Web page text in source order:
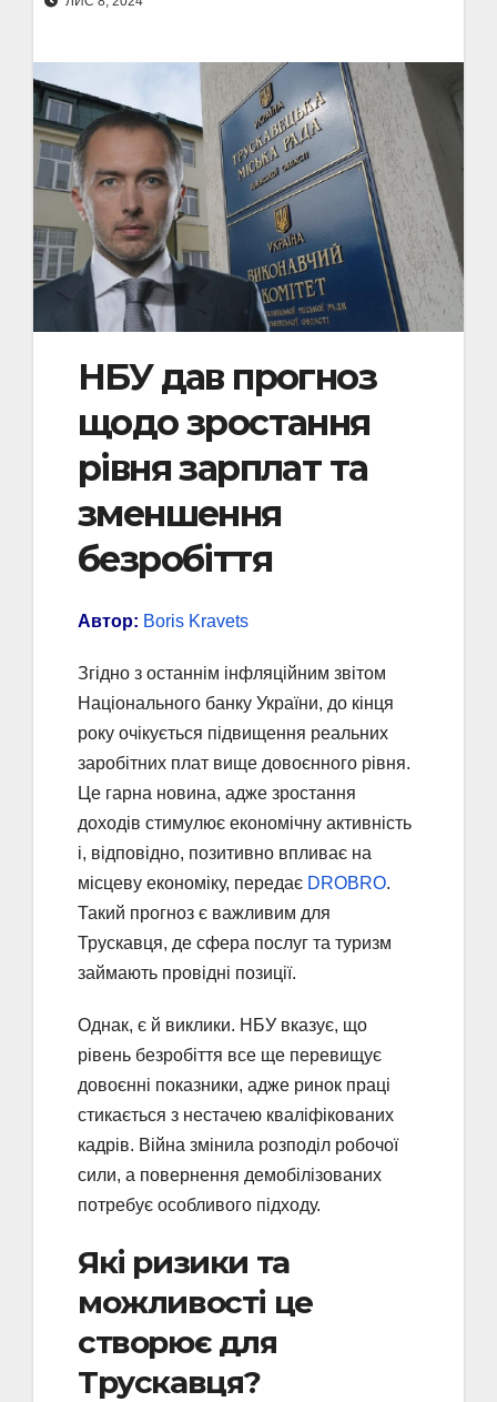
НБУ дав прогноз
щодо зростання
рівня зарплат та
зменшення
безробіття
Автор: Boris Kravets
Згідно з останнім інфляційним звітом
Національного банку України, до кінця
року очікується підвищення реальних
заробітних плат вище довоєнного рівня.
Це гарна новина, адже зростання
доходів стимулює економічну активність
і, відповідно, позитивно впливає на
місцеву економіку, передає DROBRO.
Такий прогноз є важливим для
Трускавця, де сфера послуг та туризм
займають провідні позиції.
Однак, є й виклики. НБУ вказує, що
рівень безробіття все ще перевищує
довоєнні показники, адже ринок праці
стикається з нестачею кваліфікованих
кадрів. Війна змінила розподіл робочої
сили, а повернення демобілізованих
потребує особливого підходу.
Які ризики та
можливості це
створює для
Трускавця?